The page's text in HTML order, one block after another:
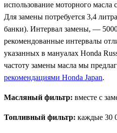
использование моторного масла
Для замены потребуется 3,4
банки). Интервал замены, —
рекомендованные интервалы
указанных в мануалах Honda
частоту замены масла мы
рекомендациями Honda Japan.
Масляный фильтр: вместе с
Топливный фильтр: каждые 30